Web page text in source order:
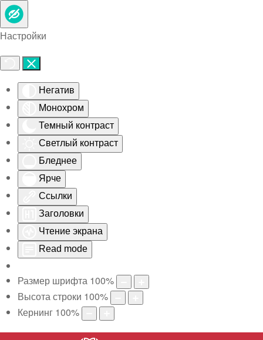
Настройки
Негатив
Монохром
Темный контраст
Светлый контраст
Бледнее
Ярче
Ссылки
Заголовки
Чтение экрана
Read mode
Размер шрифта 100%
Высота строки 100%
Кернинг 100%
Skip to main content